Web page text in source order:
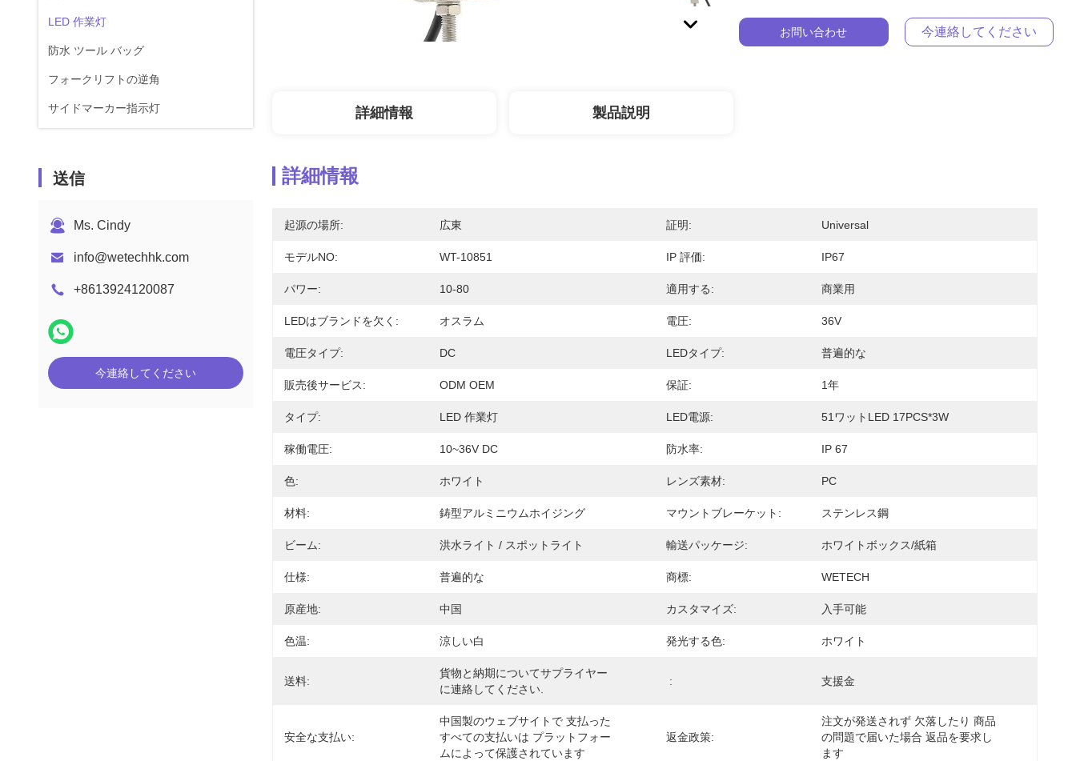
LED 作業灯
防水 ツール バッグ
フォークリフトの逆角
サイドマーカー指示灯
送信
Ms. Cindy
info@wetechhk.com
+8613924120087
今連絡してください
お問い合わせ 今連絡してください
詳細情報 製品説明
詳細情報
起源の場所: 広東 証明: Universal
モデルNO: WT-10851 IP 評価: IP67
パワー: 10-80 適用する: 商業用
LEDはブランドを欠く: オスラム 電圧: 36V
電圧タイプ: DC LEDタイプ: 普遍的な
販売後サービス: ODM OEM 保証: 1年
タイプ: LED 作業灯 LED電源: 51ワットLED 17PCS*3W
稼働電圧: 10~36V DC 防水率: IP 67
色: ホワイト レンズ素材: PC
材料: 鋳型アルミニウムホイジング マウントブレーケット: ステンレス鋼
ビーム: 洪水ライト / スポットライト 輸送パッケージ: ホワイトボックス/紙箱
仕様: 普遍的な 商標: WETECH
原産地: 中国 カスタマイズ: 入手可能
色温: 涼しい白 発光する色: ホワイト
送料:
貨物と納期についてサプライヤー
に連絡してください.
: 支援金
安全な支払い:
中国製のウェブサイトで 支払った
すべての支払いは プラットフォー
ムによって保護されています
返金政策:
注文が発送されず 欠落したり 商品
の問題で届いた場合 返品を要求し
ます